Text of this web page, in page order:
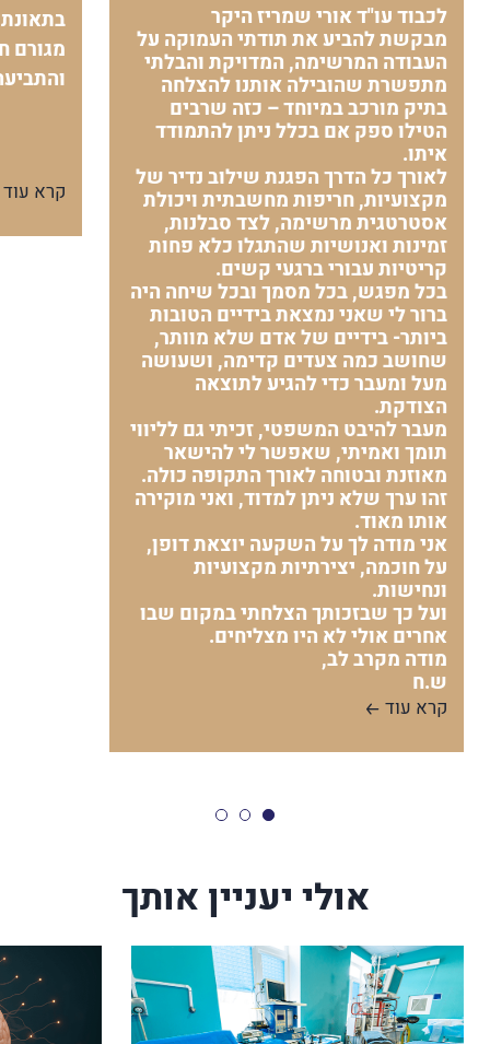
לכבוד עו"ד אורי שמריז היקר
מבקשת להביע את תודתי העמוקה על
העבודה המרשימה, המדויקת והבלתי
מתפשרת שהובילה אותנו להצלחה
בתיק מורכב במיוחד – כזה שרבים
הטילו ספק אם בכלל ניתן להתמודד
איתו.
לאורך כל הדרך הפגנת שילוב נדיר של
מקצועיות, חריפות מחשבתית ויכולת
אסטרטגית מרשימה, לצד סבלנות,
זמינות ואנושיות שהתגלו כלא פחות
קריטיות עבורי ברגעי קשים.
בכל מפגש, בכל מסמך ובכל שיחה היה
ברור לי שאני נמצאת בידיים הטובות
ביותר- בידיים של אדם שלא מוותר,
שחושב כמה צעדים קדימה, ושעושה
מעל ומעבר כדי להגיע לתוצאה
הצודקת.
מעבר להיבט המשפטי, זכיתי גם לליווי
תומך ואמיתי, שאפשר לי להישאר
מאוזנת ובטוחה לאורך התקופה כולה.
זהו ערך שלא ניתן למדוד, ואני מוקירה
אותו מאוד.
אני מודה לך על השקעה יוצאת דופן,
על חוכמה, יצירתיות מקצועיות
ונחישות.
ועל כך שבזכותך הצלחתי במקום שבו
אחרים אולי לא היו מצליחים.
מודה מקרב לב,
ש.ח
קרא עוד
מגורם
קרא עוד
אולי יעניין אותך